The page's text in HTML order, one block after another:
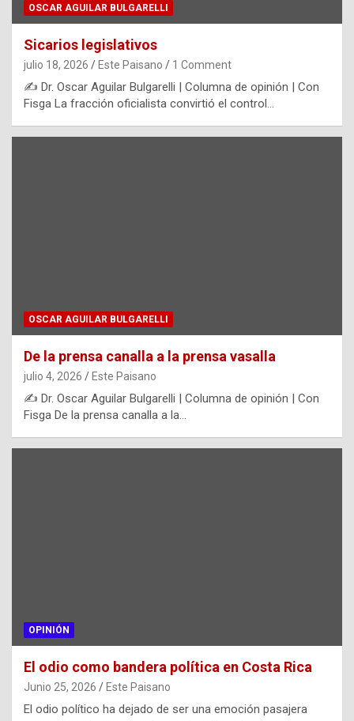
OSCAR AGUILAR BULGARELLI
Sicarios legislativos
julio 18, 2026 Este Paisano 1 Comment
✍️ Dr. Oscar Aguilar Bulgarelli | Columna de opinión | Con
Fisga La fracción oficialista convirtió el control…
OSCAR AGUILAR BULGARELLI
De la prensa canalla a la prensa vasalla
julio 4, 2026 Este Paisano
✍️ Dr. Oscar Aguilar Bulgarelli | Columna de opinión | Con
Fisga De la prensa canalla a la…
OPINIÓN
El odio como bandera política en Costa Rica
Junio 25, 2026 Este Paisano
El odio político ha dejado de ser una emoción pasajera